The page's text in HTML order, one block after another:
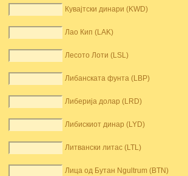
Кувајтски динари (KWD)
Лао Кип (LAK)
Лесото Лоти (LSL)
Либанската фунта (LBP)
Либерија долар (LRD)
Либискиот динар (LYD)
Литвански литас (LTL)
Лица од Бутан Ngultrum (BTN)